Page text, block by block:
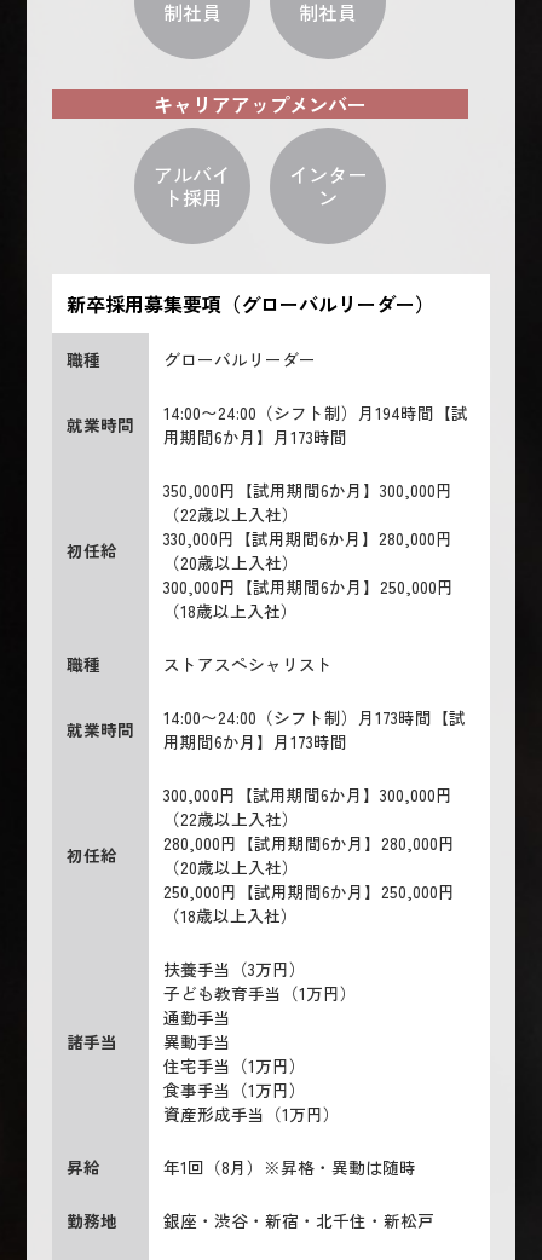
制社員 制社員
キャリアアップメンバー
アルバイ
ト採用
インター
ン
新卒採用募集要項（グローバルリーダー）
職種 グローバルリーダー
就業時間
14:00〜24:00（シフト制）月194時間【試
用期間6か月】月173時間
初任給
350,000円【試用期間6か月】300,000円
（22歳以上入社）
330,000円【試用期間6か月】280,000円
（20歳以上入社）
300,000円【試用期間6か月】250,000円
（18歳以上入社）
職種 ストアスペシャリスト
就業時間
14:00〜24:00（シフト制）月173時間【試
用期間6か月】月173時間
初任給
300,000円【試用期間6か月】300,000円
（22歳以上入社）
280,000円【試用期間6か月】280,000円
（20歳以上入社）
250,000円【試用期間6か月】250,000円
（18歳以上入社）
諸手当
扶養手当（3万円）
子ども教育手当（1万円）
通勤手当
異動手当
住宅手当（1万円）
食事手当（1万円）
資産形成手当（1万円）
昇給 年1回（8月）※昇格・異動は随時
勤務地 銀座・渋谷・新宿・北千住・新松戸